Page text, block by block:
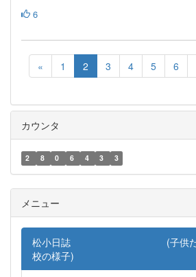
6
« 1 2 3 4 5 6
カウンタ
2 8 0 6 4 3 3
メニュー
松小日誌 (子供た
校の様子)